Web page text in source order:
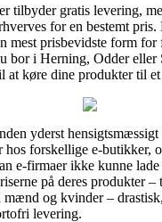
tilbyder gratis levering,
for en bestemt
mest prisbevidste form for
bor i Herning, Odder
at køre dine produkter til et
yderst
hos forskellige e-butikker,
e-firmaer ikke kunne
på deres produkter
mænd og kvinder –
levering.